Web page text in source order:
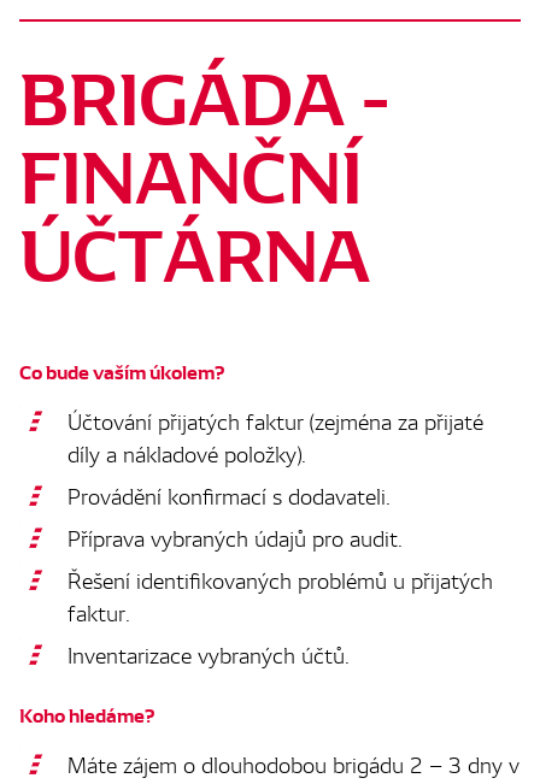
BRIGÁDA -
FINANČNÍ
ÚČTÁRNA
Co bude vaším úkolem?
Účtování přijatých faktur (zejména za přijaté
díly a nákladové položky).
Provádění konfirmací s dodavateli.
Příprava vybraných údajů pro audit.
Řešení identifikovaných problémů u přijatých
faktur.
Inventarizace vybraných účtů.
Koho hledáme?
Máte zájem o dlouhodobou brigádu 2 – 3 dny v